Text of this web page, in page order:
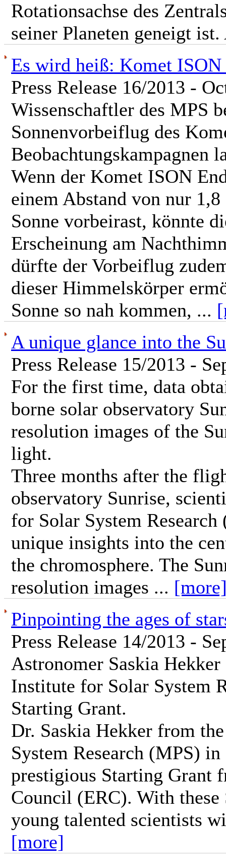
Rotationsachse des
seiner Planeten geneigt
Es wird heiß: Komet ISON
Press Release 16/2013 -
Wissenschaftler des MPS
Sonnenvorbeiflug des
Beobachtungskampagnen
Wenn der Komet ISON
einem Abstand von nur
Sonne vorbeirast, könnte
Erscheinung am
dürfte der Vorbeiflug
dieser Himmelskörper
Sonne so nah kommen, ...
A unique glance into the
Press Release 15/2013 -
For the first time, data
borne solar observatory
resolution images of the
light.
Three months after the
observatory Sunrise,
for Solar System
unique insights into the
the chromosphere. The
resolution images ...
Pinpointing the ages of
Press Release 14/2013 -
Astronomer Saskia
Institute for Solar System
Starting Grant.
Dr. Saskia Hekker from
System Research (MPS)
prestigious Starting Grant
Council (ERC). With
young talented scientists
[more]